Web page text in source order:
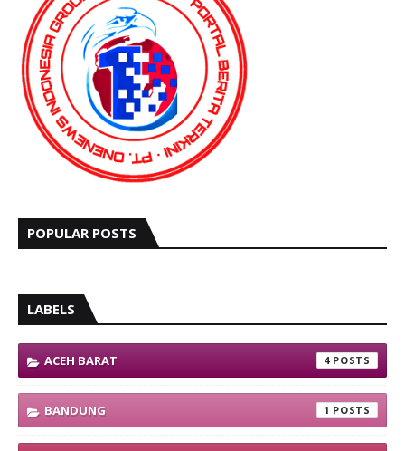
POPULAR POSTS
LABELS
ACEH BARAT 4
BANDUNG 1